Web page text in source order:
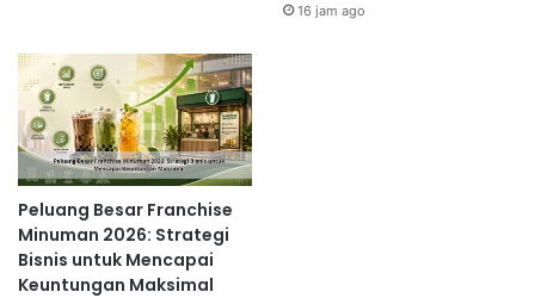
16 jam ago
Peluang Besar Franchise
Minuman 2026: Strategi
Bisnis untuk Mencapai
Keuntungan Maksimal